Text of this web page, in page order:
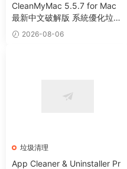
CleanMyMac 5.5.7 for Mac
最新中文破解版 系統優化垃圾
清理工具
2026-08-06
垃圾清理
App Cleaner & Uninstaller Pr